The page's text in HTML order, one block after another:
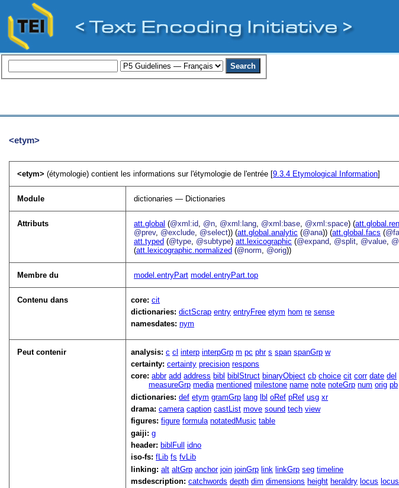
<etym>
<etym>(étymologie) contient les informations sur l'étymologie de l'entrée [9.3.4 Etymological Information]
Module dictionaries — Dictionaries
Attributs att.global (@xml:id @n @xml:lang @xml:base @xml:space) (
@prev, @exclude @select)) (att.global.analytic (@ana)) (att.global.facs (
att.typed (@type @subtype)att.lexicographic (@expand @split @value
(att.lexicographic.normalized (@norm @orig))
Membre du model.entryPart model.entryPart.top
Contenu dans core:cit
dictionaries:dictScrap entry entryFree etym hom re sense
namesdates:nym
Peut contenir analysis:c cl interp interpGrp m pc phr s span spanGrp w
certainty:certainty precision respons
core:abbr add address bibl biblStruct binaryObject cb choice cit corr date del
measureGrp media mentioned milestone name note noteGrp num orig pb
dictionaries:def etym gramGrp lang lbl oRef pRef usg xr
drama:camera caption castList move sound tech view
figures:figure formula notatedMusic table
gaiji:g
header: biblFull
idno
iso-fs:fLib fs fvLib
linking:alt altGrp anchor join joinGrp link linkGrp seg timeline
msdescription:catchwords depth dim dimensions height heraldry locus